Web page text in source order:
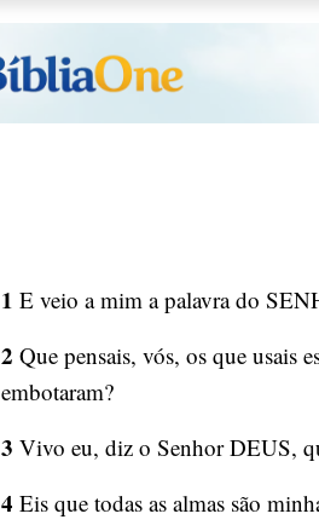
1 E veio a mim a palavra do
2 Que pensais, vós, os que usais
embotaram?
3 Vivo eu, diz o Senhor DEUS,
4 Eis que todas as almas são